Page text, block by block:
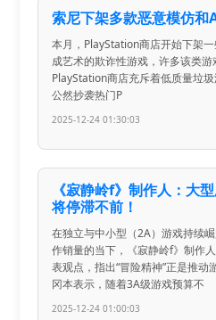
索尼下架多款恶意模仿和
本月，PlayStation商店开始下架
成艺术的欺诈性游戏，许多该类游
PlayStation商店充斥着低质量垃
公然抄袭热门P
2025-12-24 01:30:03
《寂静岭f》制作人：大
将停滞不前！
在独立与中小型（2A）游戏持续
作销量的当下，《寂静岭f》制作
表观点，指出“冒险精神”正是推动
冈本表示，随着3A级游戏预算不
2025-12-24 01:00:03